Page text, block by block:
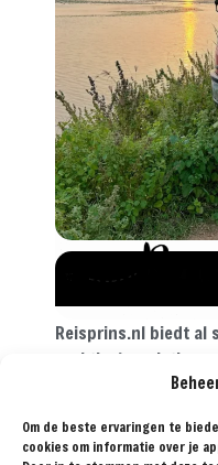
Om de beste ervaringen te
cookies om informatie over je
Reisprins.nl biedt al
praktische reistips
reiziger. Met onze